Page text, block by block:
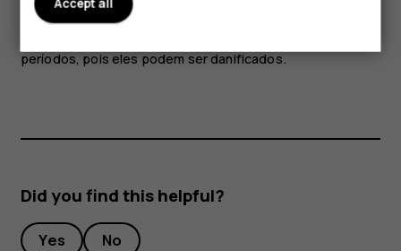
Não coloque cartões de crédito ou outros cartões de
períodos, pois eles podem ser danificados.
Did you find this helpful?
Yes No
Accept all